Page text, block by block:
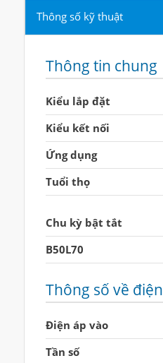
Thông số kỹ thuật
Thông tin chung
Kiểu lắp đặt
Kiểu kết nối
Ứng dụng
Tuổi thọ
Chu kỳ bật tắt
B50L70
Thông số về điện
Điện áp vào
Tần số